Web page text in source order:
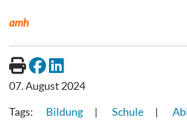
amh
07. August 2024
Bildung
Schule